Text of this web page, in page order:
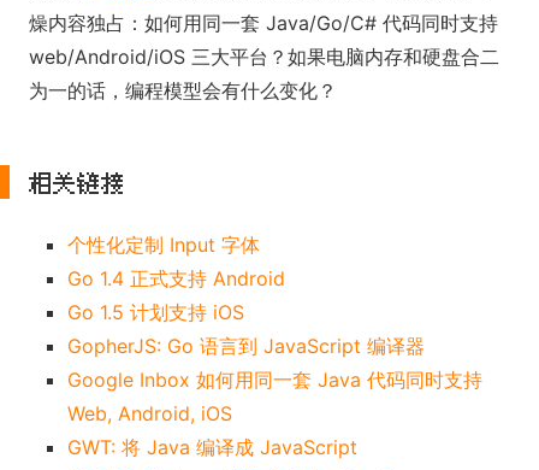
燥内容独占：如何用同一套 Java/Go/C# 代码同时支持
web/Android/iOS 三大平台？如果电脑内存和硬盘合二
为一的话，编程模型会有什么变化？
相关链接
个性化定制 Input 字体
Go 1.4 正式支持 Android
Go 1.5 计划支持 iOS
GopherJS: Go 语言到 JavaScript 编译器
Google Inbox 如何用同一套 Java 代码同时支持
Web, Android, iOS
GWT: 将 Java 编译成 JavaScript